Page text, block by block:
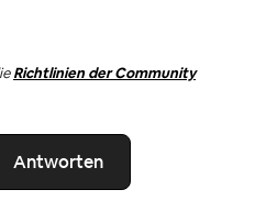
Richtlinien der Community
Antworten